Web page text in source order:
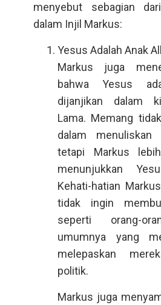
menyebut sebagian
dalam Injil Markus:
Yesus Adalah Anak
Markus juga
bahwa Yesus
dijanjikan dalam
Lama. Memang
dalam menuliskan
tetapi Markus
menunjukkan
Kehati-hatian
tidak ingin
seperti orang-
umumnya yang
melepaskan
politik.
Markus juga